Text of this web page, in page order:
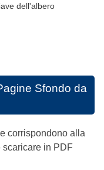
dell'albero
Sfondo da
corrispondono alla
scaricare in PDF